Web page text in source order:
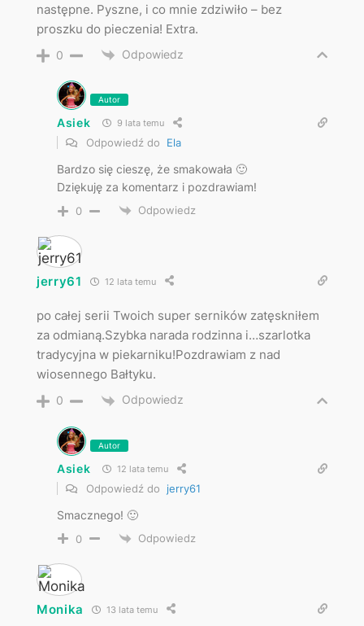
następne. Pyszne, i co mnie zdziwiło – bez
proszku do pieczenia! Extra.
0 Odpowiedz
Autor
Asiek 9 lata temu
Odpowiedź do Ela
Bardzo się cieszę, że smakowała 🙂
Dziękuję za komentarz i pozdrawiam!
0 Odpowiedz
jerry61 12 lata temu
po całej serii Twoich super serników zatęskniłem
za odmianą.Szybka narada rodzinna i…szarlotka
tradycyjna w piekarniku!Pozdrawiam z nad
wiosennego Bałtyku.
0 Odpowiedz
Autor
Asiek 12 lata temu
Odpowiedź do jerry61
Smacznego! 🙂
0 Odpowiedz
Monika 13 lata temu